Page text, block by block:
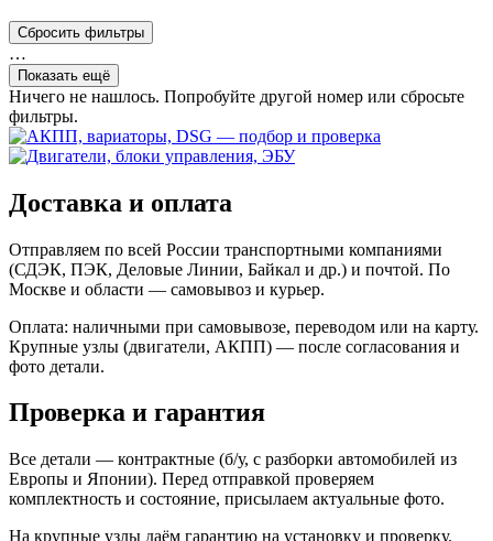
Сбросить фильтры
…
Показать ещё
Ничего не нашлось. Попробуйте другой номер или сбросьте
фильтры.
Доставка и оплата
Отправляем по всей России транспортными компаниями
(СДЭК, ПЭК, Деловые Линии, Байкал и др.) и почтой. По
Москве и области — самовывоз и курьер.
Оплата: наличными при самовывозе, переводом или на карту.
Крупные узлы (двигатели, АКПП) — после согласования и
фото детали.
Проверка и гарантия
Все детали — контрактные (б/у, с разборки автомобилей из
Европы и Японии). Перед отправкой проверяем
комплектность и состояние, присылаем актуальные фото.
На крупные узлы даём гарантию на установку и проверку.